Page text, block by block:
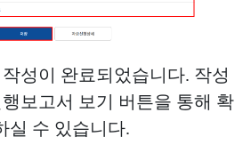
성이 완료되었습니다. 작성
보고서 보기 버튼을 통해 확
실 수 있습니다.